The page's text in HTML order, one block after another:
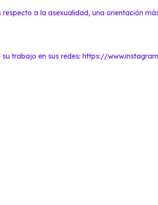
a la asexualidad, una orientación
su trabajo en sus redes: https://